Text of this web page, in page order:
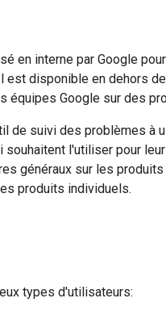
en interne par Google
est disponible en dehors
équipes Google sur des
de suivi des problèmes
souhaitent l'utiliser pour
généraux sur les
produits individuels.
types d'utilisateurs: